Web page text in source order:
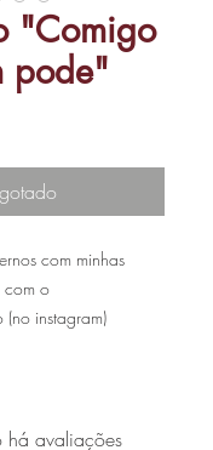
"Comigo
pode"
com minhas
com o
(no instagram)
há avaliações